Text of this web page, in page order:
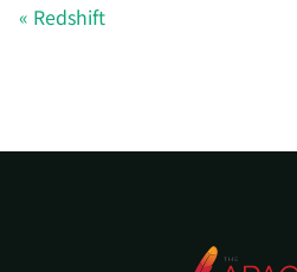
Redshift